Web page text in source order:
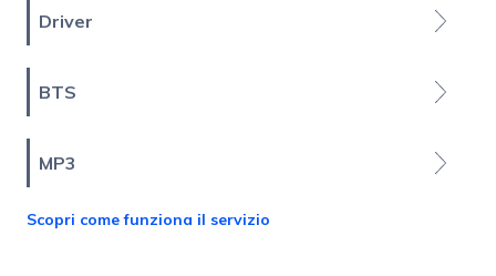
Driver
BTS
MP3
Scopri come funziona il servizio